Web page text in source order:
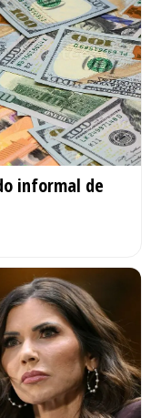
informal de